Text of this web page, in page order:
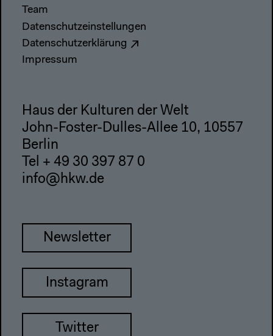
Team
Datenschutzeinstellungen
Datenschutzerklärung
Impressum
Haus der Kulturen der Welt
John-Foster-Dulles-Allee 10, 10557
Berlin
Tel + 49 30 397 87 0
info@hkw.de
Newsletter
Instagram
Twitter